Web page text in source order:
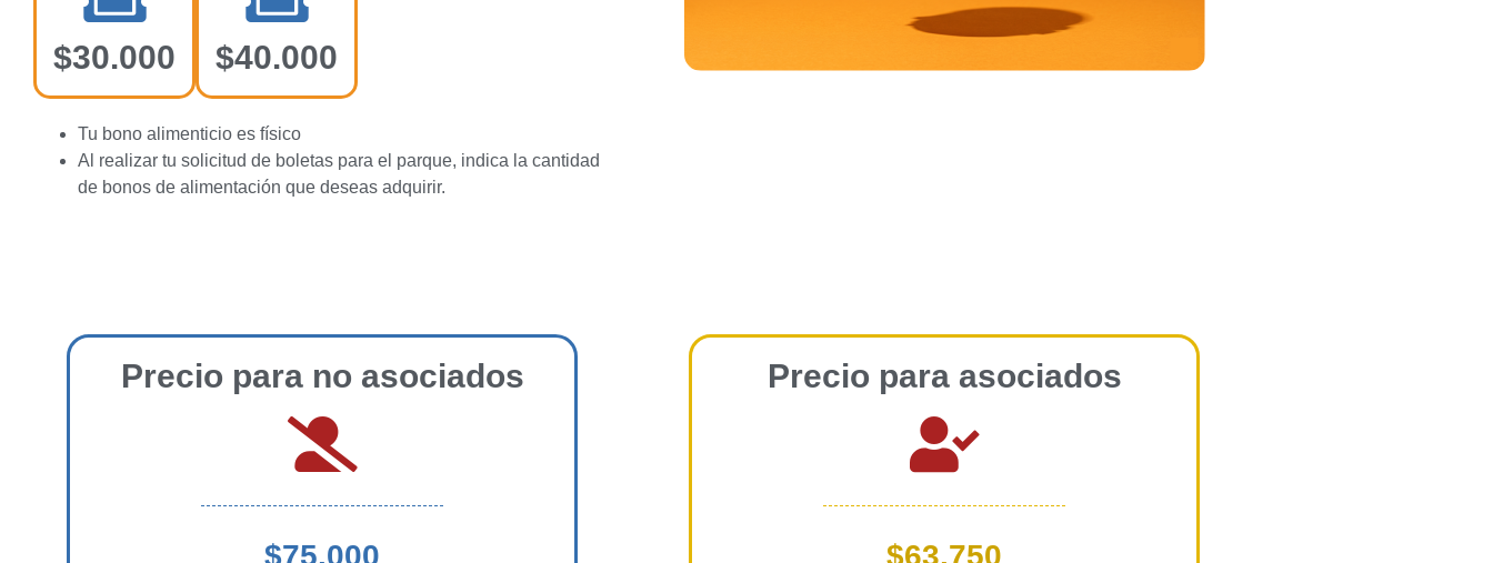
$30.000 $40.000
Tu bono alimenticio es físico
Al realizar tu solicitud de boletas para el parque, indica la cantidad
de bonos de alimentación que deseas adquirir.
Precio para no asociados
$75.000
Precio para asociados
$63.750